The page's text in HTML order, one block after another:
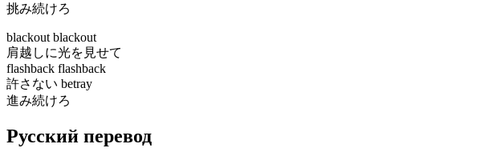
挑み続けろ
blackout blackout
肩越しに光を見せて
flashback flashback
許さない betray
進み続けろ
Русский перевод